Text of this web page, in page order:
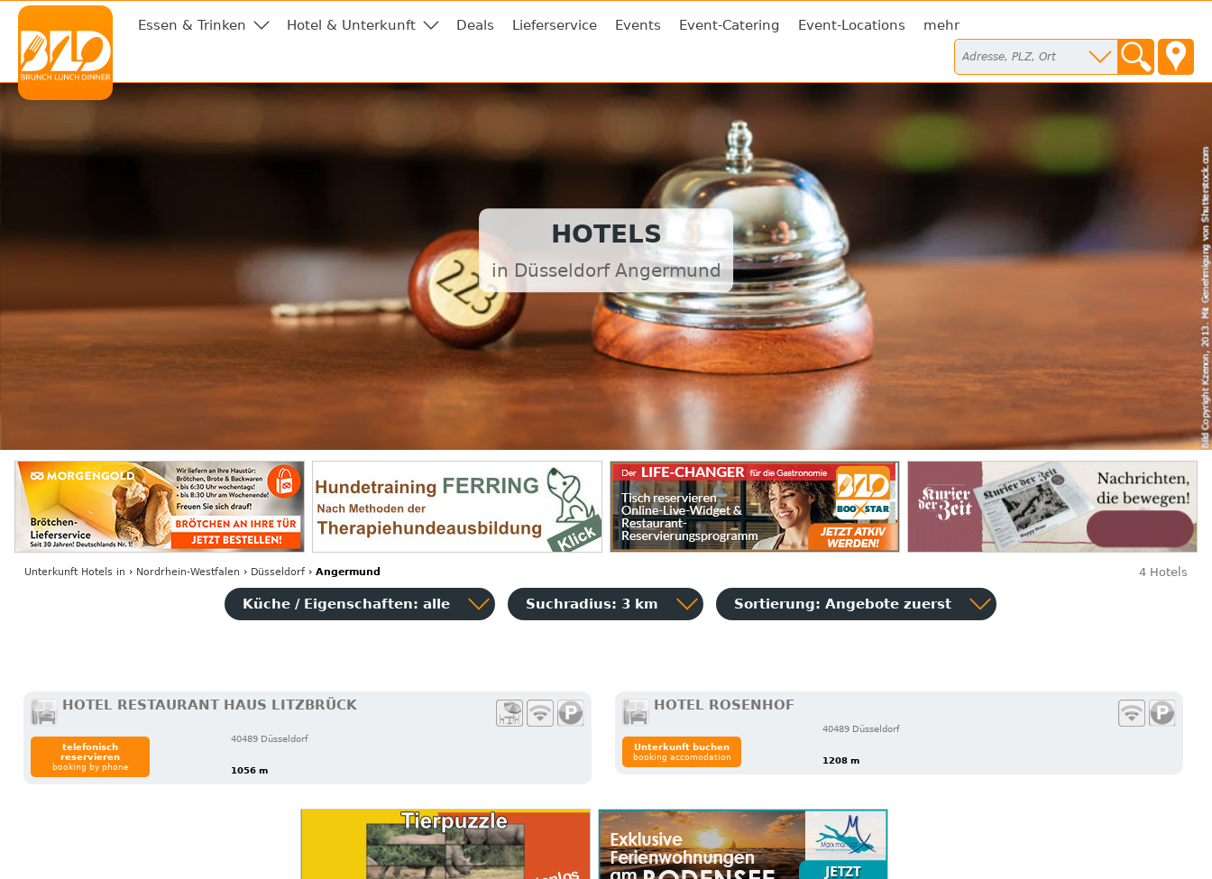
Essen & Trinken Hotel & Unterkunft Deals Lieferservice Events Event-Catering Event-Locations mehr
HOTELS
in Düsseldorf Angermund
Unterkunft Hotels in › Nordrhein-Westfalen › Düsseldorf› Angermund 4 Hotels
Küche / Eigenschaften: alle Suchradius: 3 km Sortierung: Angebote zuerst
HOTEL RESTAURANT HAUS LITZBRÜCK
40489 Düsseldorf
1056 m
telefonisch
reservieren
booking by phone
HOTEL ROSENHOF
40489 Düsseldorf
1208 m
Unterkunft buchen
booking accomodation